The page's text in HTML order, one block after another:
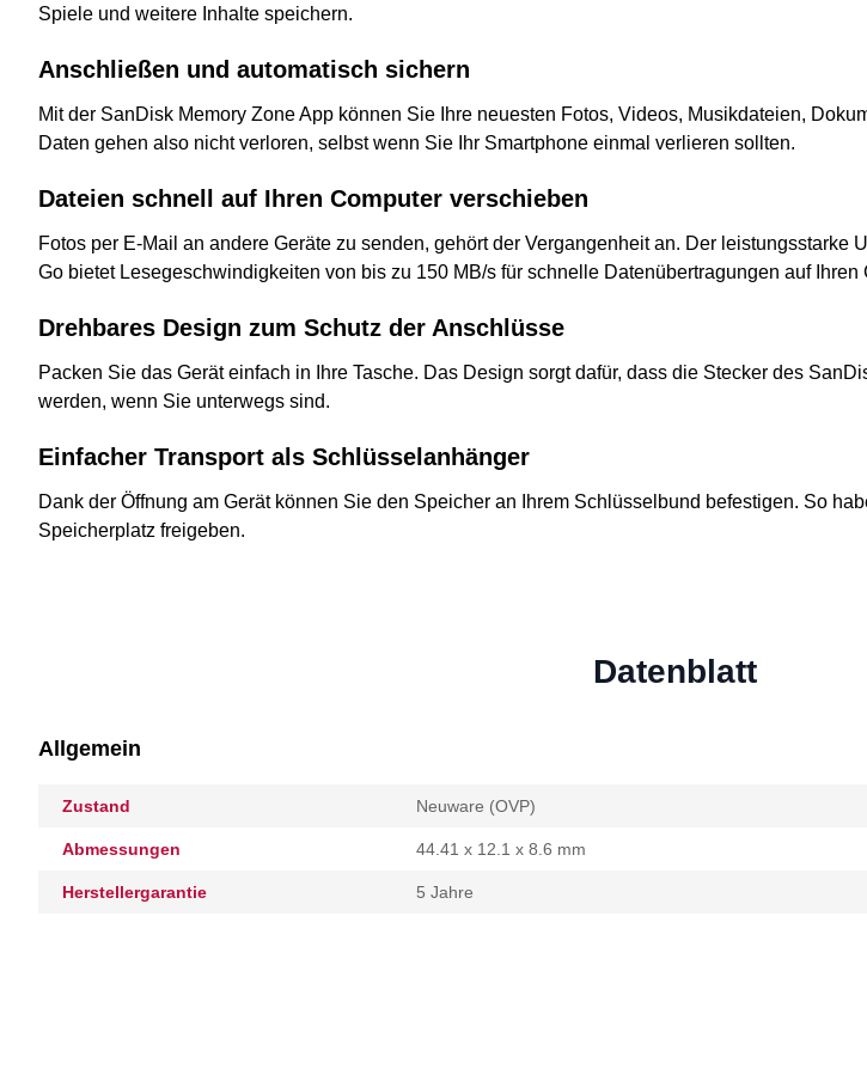
Spiele und weitere Inhalte speichern.
Anschließen und automatisch sichern
Mit der SanDisk Memory Zone App können Sie Ihre neuesten Fotos, Videos, Musikdateien,
Daten gehen also nicht verloren, selbst wenn Sie Ihr Smartphone einmal verlieren sollten.
Dateien schnell auf Ihren Computer verschieben
Fotos per E-Mail an andere Geräte zu senden, gehört der Vergangenheit an. Der
Go bietet Lesegeschwindigkeiten von bis zu 150 MB/s für schnelle Datenübertragungen auf Ihren
Drehbares Design zum Schutz der Anschlüsse
Packen Sie das Gerät einfach in Ihre Tasche. Das Design sorgt dafür, dass die Stecker des
werden, wenn Sie unterwegs sind.
Einfacher Transport als Schlüsselanhänger
Dank der Öffnung am Gerät können Sie den Speicher an Ihrem Schlüsselbund befestigen. So
Speicherplatz freigeben.
Datenblatt
Allgemein
Zustand Neuware (OVP)
Abmessungen 44.41 x 12.1 x 8.6 mm
Herstellergarantie 5 Jahre